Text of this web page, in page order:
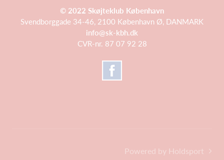
© 2022 Skøjteklub København
Svendborggade 34-46, 2100 København Ø, DANMARK
info@sk-kbh.dk
CVR-nr. 87 07 92 28
Powered by Holdsport